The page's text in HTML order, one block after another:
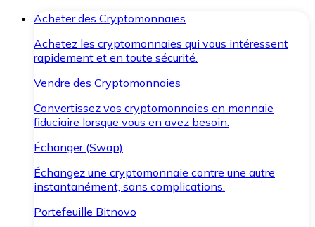
Acheter des Cryptomonnaies
Achetez les cryptomonnaies qui vous intéressent
rapidement et en toute sécurité.
Vendre des Cryptomonnaies
Convertissez vos cryptomonnaies en monnaie
fiduciaire lorsque vous en avez besoin.
Échanger (Swap)
Échangez une cryptomonnaie contre une autre
instantanément, sans complications.
Portefeuille Bitnovo